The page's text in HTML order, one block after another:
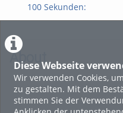
Diese Webseite
Wir verwenden Cookies,
zu gestalten. Mit dem
stimmen Sie der
100 Sekunden:
Archivierung digitaler
About